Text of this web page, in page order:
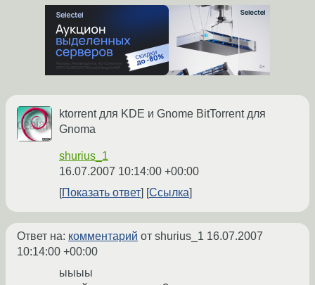
ktorrent для KDE и Gnome BitTorrent для
Gnoma
shurius_1
16.07.2007 10:14:00 +00:00
Показать ответ
Ссылка
Ответ на: комментарий от shurius_1 16.07.2007
10:14:00 +00:00
ыыыы